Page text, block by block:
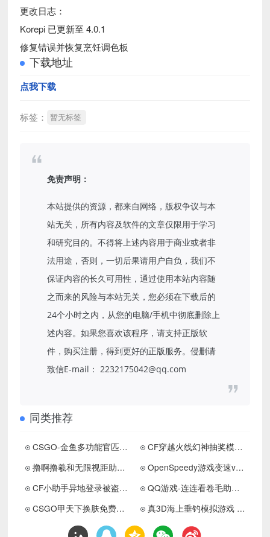
更改日志：
Korepi 已更新至 4.0.1
修复错误并恢复烹饪调色板
下载地址
点我下载
标签： 暂无标签
免责声明：
本站提供的资源，都来自网络，版权争议与本
站无关，所有内容及软件的文章仅限用于学习
和研究目的。不得将上述内容用于商业或者非
法用途，否则，一切后果请用户自负，我们不
保证内容的长久可用性，通过使用本站内容随
之而来的风险与本站无关，您必须在下载后的
24个小时之内，从您的电脑/手机中彻底删除上
述内容。如果您喜欢该程序，请支持正版软
件，购买注册，得到更好的正版服务。侵删请
致信E-mail： 2232175042@qq.com
同类推荐
CSGO-金鱼多功能官匹助手下载 更新置顶
CF穿越火线幻神抽奖模拟器本地单机版（隼击长空幻灭神威）
撸啊撸羲和无限视距助手下载 更新置顶
OpenSpeedy游戏变速v1.7.6绿色版
CF小助手异地登录被盗模型软件绿化版6月最新下载
QQ游戏-连连看卷毛助手v12.7下载 更新置顶
CSGO甲天下换肤免费版助手下载
真3D海上垂钓模拟游戏 钓鱼达人